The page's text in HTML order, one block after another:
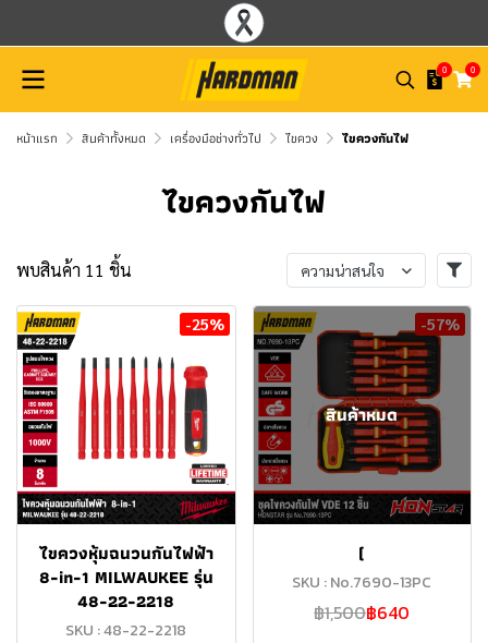
0 0
หน้าแรก สินค้าทั้งหมด เครื่องมือช่างทั่วไป ไขควง ไขควงกันไฟ
ไขควงกันไฟ
พบสินค้า 11 ชิ้น ความน่าสนใจ
-25%
ไขควงหุ้มฉนวนกันไฟฟ้า
8-in-1 MILWAUKEE รุ่น
48-22-2218
SKU : 48-22-2218
-57%
สินค้าหมด
(
SKU : No.7690-13PC
฿1,500฿640